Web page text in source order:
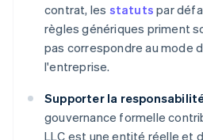
contrat, les statuts par
règles génériques priment
pas correspondre au mode
l'entreprise.
Supporter la
gouvernance formelle
LLC est une entité réelle et